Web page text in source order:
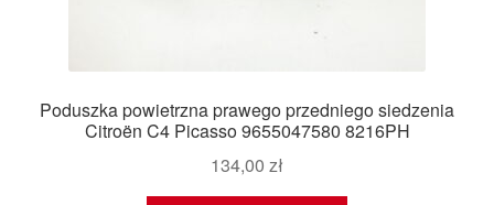
Poduszka powietrzna prawego przedniego siedzenia
Citroën C4 Picasso 9655047580 8216PH
134,00 zł